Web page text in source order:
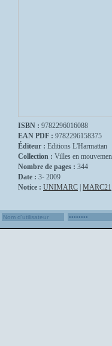
ISBN : 9782296016088
EAN PDF : 9782296158375
Éditeur : Editions L'Harmattan
Collection : Villes en
Nombre de pages : 344
Date : 3- 2009
Notice : UNIMARC MARC21